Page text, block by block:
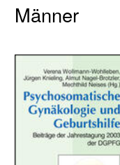
Männer